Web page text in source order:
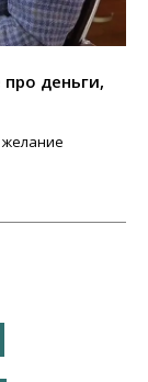
деньги,